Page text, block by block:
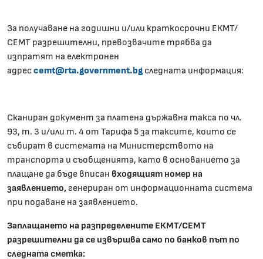
За получаване на годишни и/или краткосрочни ЕКМТ/
СЕМТ разрешителни, превозвачите трябва да
изпратят на електронен
адресcemt@rta.government.bg следната информация:
Сканиран документ за платена държавна такса по чл.
93, т. 3 и/или т. 4 от Тарифа 5 за таксите, които се
събират в системата на Министерството на
транспорта и съобщенията, като в основанието за
плащане да бъде вписан входящият номер на
заявлението,генериран от информационната система
при подаване на заявлението.
Заплащането на разпределените ЕКМТ/СЕМТ
разрешителни да се извършва само по банков път по
следната сметка: